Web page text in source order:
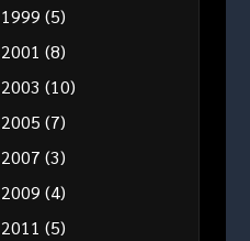
1999 (5)
2001 (8)
2003 (10)
2005 (7)
2007 (3)
2009 (4)
2011 (5)